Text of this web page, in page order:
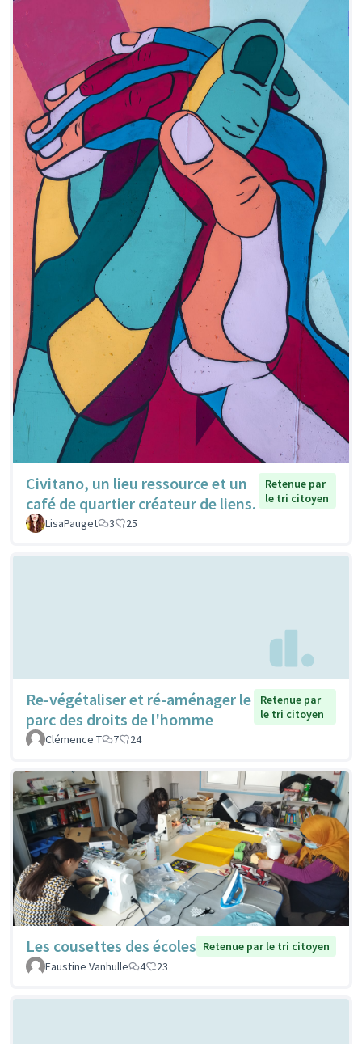
Civitano, un lieu ressource et un
café de quartier créateur de liens.
Retenue par
le tri citoyen
LisaPauget
3 25
Re-végétaliser et ré-aménager le
parc des droits de l'homme
Retenue par
le tri citoyen
Clémence T
7 24
Les cousettes des écoles Retenue par le tri citoyen
Faustine Vanhulle
4 23